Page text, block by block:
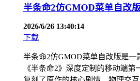
半条命2仿GMOD菜单自改
2026/6/26 13:40:14
下载
半条命2仿GMOD菜单自改版是一
《半条命2》深度定制的移动端